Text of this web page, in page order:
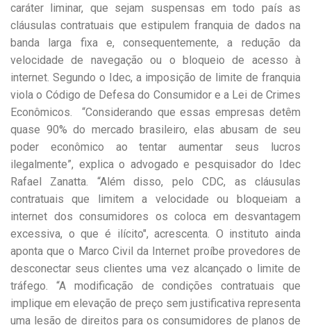
caráter liminar, que sejam suspensas em todo país as
cláusulas contratuais que estipulem franquia de dados na
banda larga fixa e, consequentemente, a redução da
velocidade de navegação ou o bloqueio de acesso à
internet. Segundo o Idec, a imposição de limite de franquia
viola o Código de Defesa do Consumidor e a Lei de Crimes
Econômicos. “Considerando que essas empresas detêm
quase 90% do mercado brasileiro, elas abusam de seu
poder econômico ao tentar aumentar seus lucros
ilegalmente”, explica o advogado e pesquisador do Idec
Rafael Zanatta. “Além disso, pelo CDC, as cláusulas
contratuais que limitem a velocidade ou bloqueiam a
internet dos consumidores os coloca em desvantagem
excessiva, o que é ilícito", acrescenta. O instituto ainda
aponta que o Marco Civil da Internet proíbe provedores de
desconectar seus clientes uma vez alcançado o limite de
tráfego. “A modificação de condições contratuais que
implique em elevação de preço sem justificativa representa
uma lesão de direitos para os consumidores de planos de